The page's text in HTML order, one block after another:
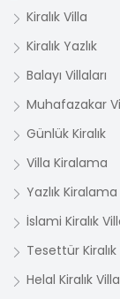
Kiralık Villa
Kiralık Yazlık
Balayı Villaları
Muhafazakar
Günlük Kiralık
Villa Kiralama
Yazlık Kiralama
İslami Kiralık
Tesettür Kiralık
Helal Kiralık Villa